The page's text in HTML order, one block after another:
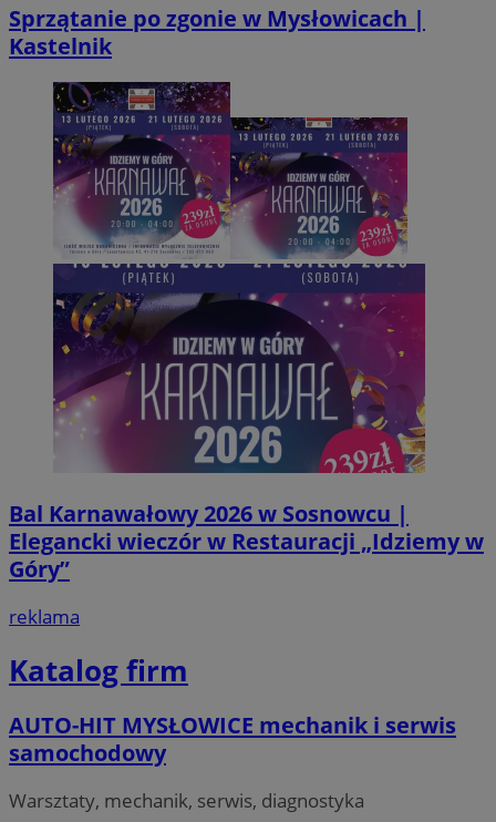
Sprzątanie po zgonie w Mysłowicach |
Kastelnik
Bal Karnawałowy 2026 w Sosnowcu |
Elegancki wieczór w Restauracji „Idziemy w
Góry”
reklama
Katalog firm
AUTO-HIT MYSŁOWICE mechanik i serwis
samochodowy
Warsztaty, mechanik, serwis, diagnostyka